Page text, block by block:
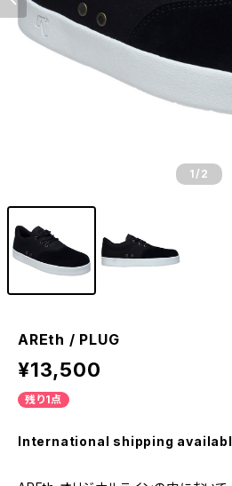
1 /2
AREth / PLUG
¥13,500
残り1点
International shipping